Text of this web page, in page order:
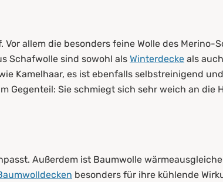
allem die besonders feine Wolle des Merino-
Schafwolle sind sowohl als Winterdecke als
Kamelhaar, es ist ebenfalls selbstreinigend und
Gegenteil: Sie schmiegt sich sehr weich an die
Außerdem ist Baumwolle
öffnet in neuem Fenster
besonders für ihre kühlende